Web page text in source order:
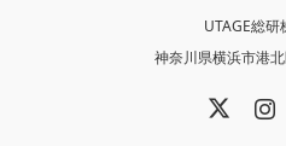
UTAGE総研
神奈川県横浜市港